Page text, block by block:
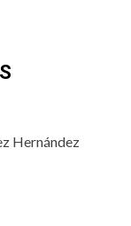
Hernández